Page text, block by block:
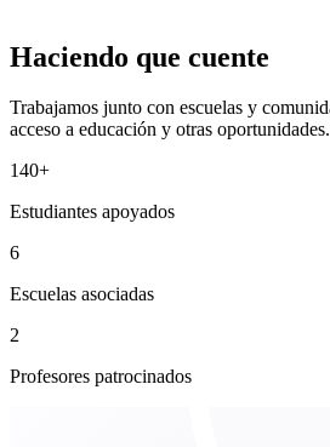
Haciendo que cuente
Trabajamos junto con escuelas y
acceso a educación y otras oportunidades.
140+
Estudiantes apoyados
6
Escuelas asociadas
2
Profesores patrocinados